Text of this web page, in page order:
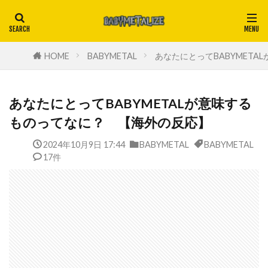
HOME BABYMETAL あなたにとって
あなたにとってBABYMETALが意味する
ものってなに？ 【海外の反応】
2024年10月9日 17:44 BABYMETAL
BABYMETAL
17件